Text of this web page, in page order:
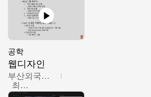
공학
웹디자인
부산외국어대학교
최진오